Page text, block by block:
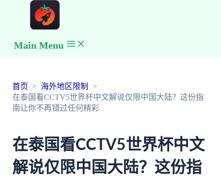
Main Menu
首页
海外地区限制
在泰国看CCTV5世界杯中文解说仅限中国大陆？这份指
南让你不再错过任何精彩
在泰国看CCTV5世界杯中文
解说仅限中国大陆？这份指